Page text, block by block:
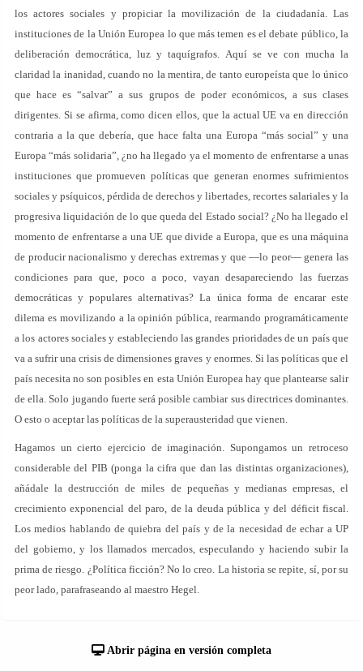
los actores sociales y propiciar la movilización de la ciudadanía. Las
instituciones de la Unión Europea lo que más temen es el debate público, la
deliberación democrática, luz y taquígrafos. Aquí se ve con mucha la
claridad la inanidad, cuando no la mentira, de tanto europeísta que lo único
que hace es “salvar” a sus grupos de poder económicos, a sus clases
dirigentes. Si se afirma, como dicen ellos, que la actual UE va en dirección
contraria a la que debería, que hace falta una Europa “más social” y una
Europa “más solidaria”, ¿no ha llegado ya el momento de enfrentarse a unas
instituciones que promueven políticas que generan enormes sufrimientos
sociales y psíquicos, pérdida de derechos y libertades, recortes salariales y la
progresiva liquidación de lo que queda del Estado social? ¿No ha llegado el
momento de enfrentarse a una UE que divide a Europa, que es una máquina
de producir nacionalismo y derechas extremas y que —lo peor— genera las
condiciones para que, poco a poco, vayan desapareciendo las fuerzas
democráticas y populares alternativas? La única forma de encarar este
dilema es movilizando a la opinión pública, rearmando programáticamente
a los actores sociales y estableciendo las grandes prioridades de un país que
va a sufrir una crisis de dimensiones graves y enormes. Si las políticas que el
país necesita no son posibles en esta Unión Europea hay que plantearse salir
de ella. Solo jugando fuerte será posible cambiar sus directrices dominantes.
O esto o aceptar las políticas de la superausteridad que vienen.
Hagamos un cierto ejercicio de imaginación. Supongamos un retroceso
considerable del PIB (ponga la cifra que dan las distintas organizaciones),
añádale la destrucción de miles de pequeñas y medianas empresas, el
crecimiento exponencial del paro, de la deuda pública y del déficit fiscal.
Los medios hablando de quiebra del país y de la necesidad de echar a UP
del gobierno, y los llamados mercados, especulando y haciendo subir la
prima de riesgo. ¿Política ficción? No lo creo. La historia se repite, sí, por su
peor lado, parafraseando al maestro Hegel.
Abrir página en versión completa